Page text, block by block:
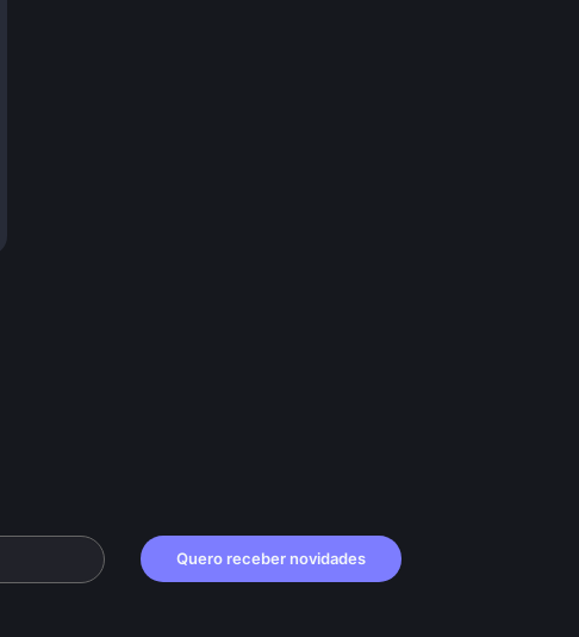
Quero receber novidades